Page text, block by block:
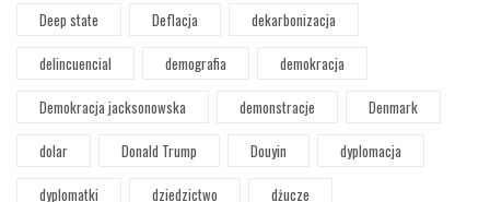
Deep state Deflacja
dekarbonizacja
delincuencial
demografia
demokracja
Demokracja jacksonowska
demonstracje
Denmark
dolar
Donald Trump Douyin
dyplomacja
dyplomatki
dziedzictwo
dżucze